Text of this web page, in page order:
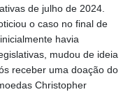
de julho de 2024.
o caso no final de
havia
mudou de ideia
receber uma doação do
Christopher